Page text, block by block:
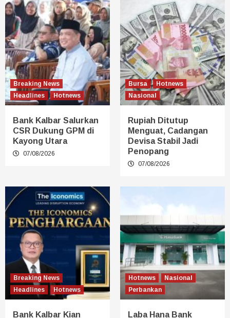
Breaking News
Headlines
Hotnews
Bank Kalbar Salurkan
CSR Dukung GPM di
Kayong Utara
07/08/2026
Bursa
Hotnews
Nasional
Rupiah Ditutup
Menguat, Cadangan
Devisa Stabil Jadi
Penopang
07/08/2026
Breaking News
Headlines
Hotnews
Bank Kalbar Kian
Hotnews
Nasional
Perbankan
Laba Hana Bank